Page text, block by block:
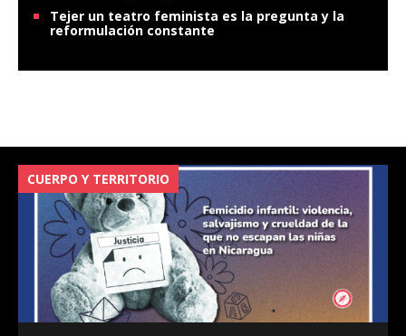
Tejer un teatro feminista es la pregunta y la
reformulación constante
CUERPO Y TERRITORIO